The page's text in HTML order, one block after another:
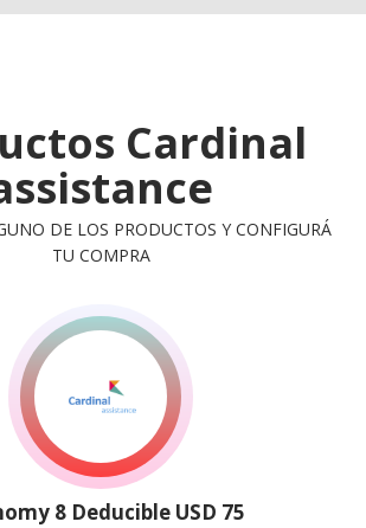
Cardinal
DE LOS PRODUCTOS Y CONFIGURÁ
TU COMPRA
8 Deducible USD 75